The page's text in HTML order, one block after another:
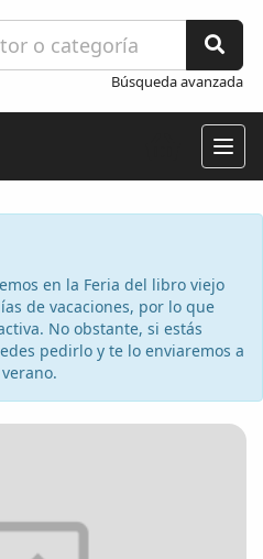
Búsqueda avanzada
en la Feria del libro viejo
de vacaciones, por lo que
No obstante, si estás
pedirlo y te lo enviaremos a